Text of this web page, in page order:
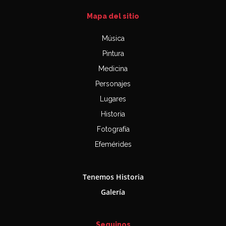
Mapa del sitio
Música
Pintura
Medicina
Personajes
Lugares
Historia
Fotografía
Efemérides
Tenemos Historia
Galería